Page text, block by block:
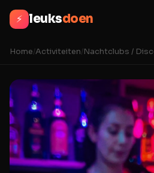
⚡ leuksdoen
Home/Activiteiten/Nachtclubs /